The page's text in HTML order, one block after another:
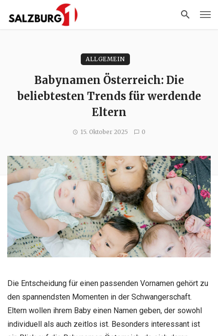
ALLGEMEIN
Babynamen Österreich: Die
beliebtesten Trends für werdende
Eltern
15. Oktober 2025 0
Die Entscheidung für einen passenden Vornamen gehört zu
den spannendsten Momenten in der Schwangerschaft.
Eltern wollen ihrem Baby einen Namen geben, der sowohl
individuell als auch zeitlos ist. Besonders interessant ist